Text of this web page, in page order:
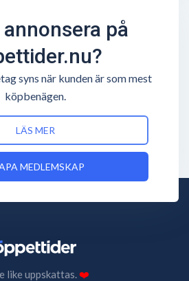
på
syns när kunden är som mest
köpbenägen.
LÄS MER
MEDLEMSKAP
like uppskattas.❤️